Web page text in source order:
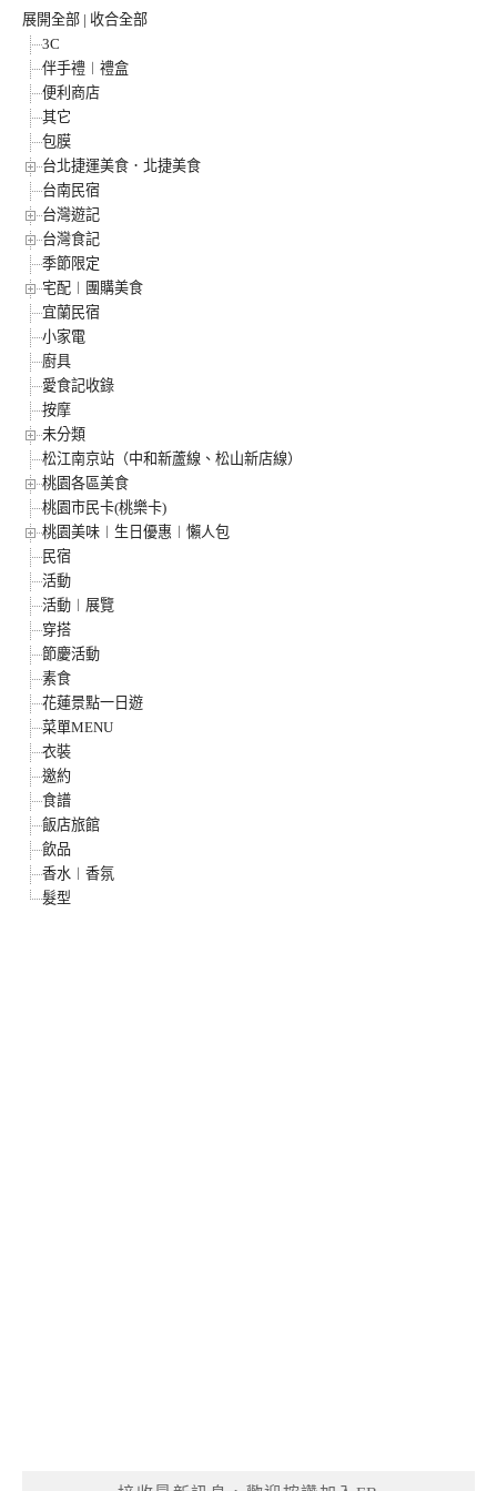
展開全部 | 收合全部
3C
伴手禮︱禮盒
便利商店
其它
包膜
台北捷運美食．北捷美食
台南民宿
台灣遊記
台灣食記
季節限定
宅配︱團購美食
宜蘭民宿
小家電
廚具
愛食記收錄
按摩
未分類
松江南京站（中和新蘆線、松山新店線）
桃園各區美食
桃園市民卡(桃樂卡)
桃園美味︱生日優惠︱懶人包
民宿
活動
活動︱展覽
穿搭
節慶活動
素食
花蓮景點一日遊
菜單MENU
衣裝
邀約
食譜
飯店旅館
飲品
香水︱香氛
髮型